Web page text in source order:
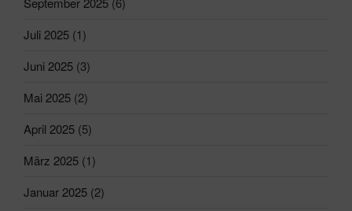
Juli 2025 (1)
Juni 2025 (3)
Mai 2025 (2)
April 2025 (5)
März 2025 (1)
Januar 2025 (2)